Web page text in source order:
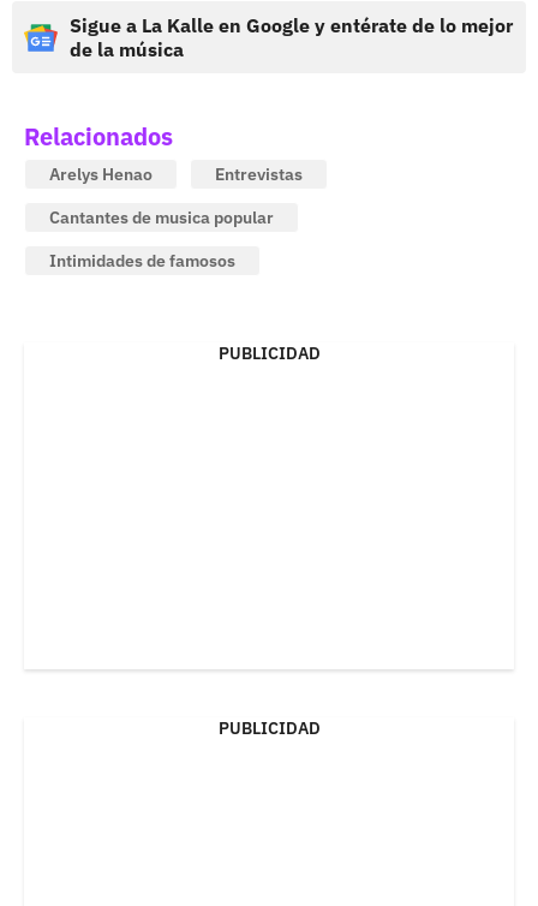
Sigue a La Kalle en Google y entérate de lo mejor
de la música
Relacionados
Arelys Henao
Entrevistas
Cantantes de musica popular
Intimidades de famosos
PUBLICIDAD
PUBLICIDAD